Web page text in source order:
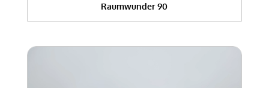
Raumwunder 90